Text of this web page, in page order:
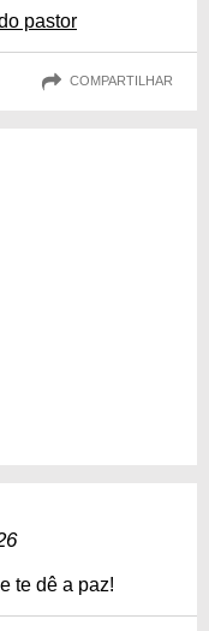
pastor
COMPARTILHAR
te dê a paz!